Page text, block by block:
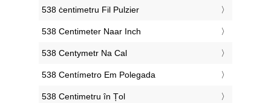
‎538 ċentimetru Fil Pulzier
‎538 Centimeter Naar Inch
‎538 Centymetr Na Cal
‎538 Centímetro Em Polegada
‎538 Centimetru în Țol